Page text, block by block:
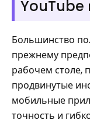
YouTube
Большинство
прежнему
рабочем столе,
продвинутые
мобильные
точность и